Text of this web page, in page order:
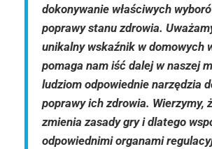
dokonywanie właściwych
poprawy stanu zdrowia.
unikalny wskaźnik w domowych
pomaga nam iść dalej w naszej
ludziom odpowiednie narzędzia
poprawy ich zdrowia. Wierzymy,
zmienia zasady gry i dlatego
odpowiednimi organami